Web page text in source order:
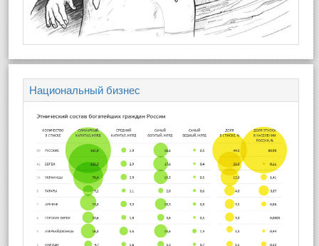
Национальный бизнес